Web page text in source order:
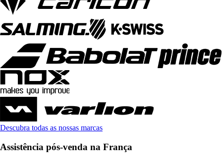
Descubra todas as nossas marcas
Assistência pós-venda na França